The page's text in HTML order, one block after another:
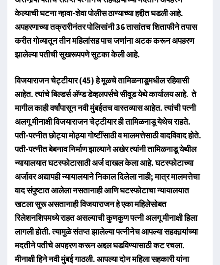
केल्याची घटना न्हावा-शेवा पोलीस ठाण्याच्या हद्दीत घडली आहे.
अपहरणाच्या तक्रारीनंतर पोलिसांनी 36 तासांतच शिताफीने तपास
करीत गोव्यातून तीन महिलांसह पाच जणांना अटक करून अपहरण
झालेल्या पतीची सुखरूपपणे सुटका केली आहे.
विजयाराजन चेट्टीयार (45) हे मूळचे तामिळनाडूमधील रहिवासी
आहेत. त्यांचे बिल्डर्स अ‍ॅण्ड डेव्हलपर्सचे सीवूड येथे कार्यालय आहे. ते
मागील काही वर्षांपासून नवी मुंबईतच वास्तव्यास आहेत. त्यांची पत्नी
अलगू मीनाक्षी विजयाराजन चेट्टीयार ही तामिळनाडू येथेच राहते.
पती-पत्नीत छोट्या मोठ्या गोष्टींसाठी व मालमत्तेसाठी वादविवाद होते.
पती-पत्नीत बेबनाव निर्माण झाल्याने अखेर त्यांनी तामिळनाडू येथील
न्यायालयात घटस्फोटासाठी अर्ज दाखल केला आहे. घटस्फोटाच्या
अर्जावर अद्यापही न्यायालयाने निकाल दिलेला नाही; मात्र मालमत्तेचा
वाद संपुष्टात आलेला नसतानाही आणि घटस्फोटाचा न्यायालयात
खटला सुरू असतानाही विजयाराजन हे एका महिलेसोबत
रिलेशनशिपमध्ये राहत असल्याची कुणकुण पत्नी अलगू मीनाक्षी हिला
लागली होती. त्यामुळे संतप्त झालेल्या पत्नीनेच आपल्या सहकार्‍यांच्या
मदतीने पतीचे अपहरण करून अद्दल घडविण्यासाठी कट रचला.
मीनाक्षी हिने नवी मुंबई गाठली. आपल्या दोन महिला सहकारी यांना